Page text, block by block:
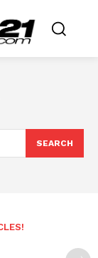
SEARCH